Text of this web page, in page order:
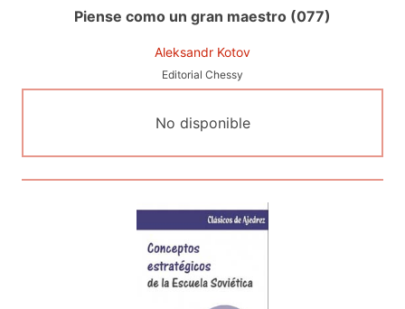
Piense como un gran maestro (077)
Aleksandr Kotov
Editorial Chessy
No disponible